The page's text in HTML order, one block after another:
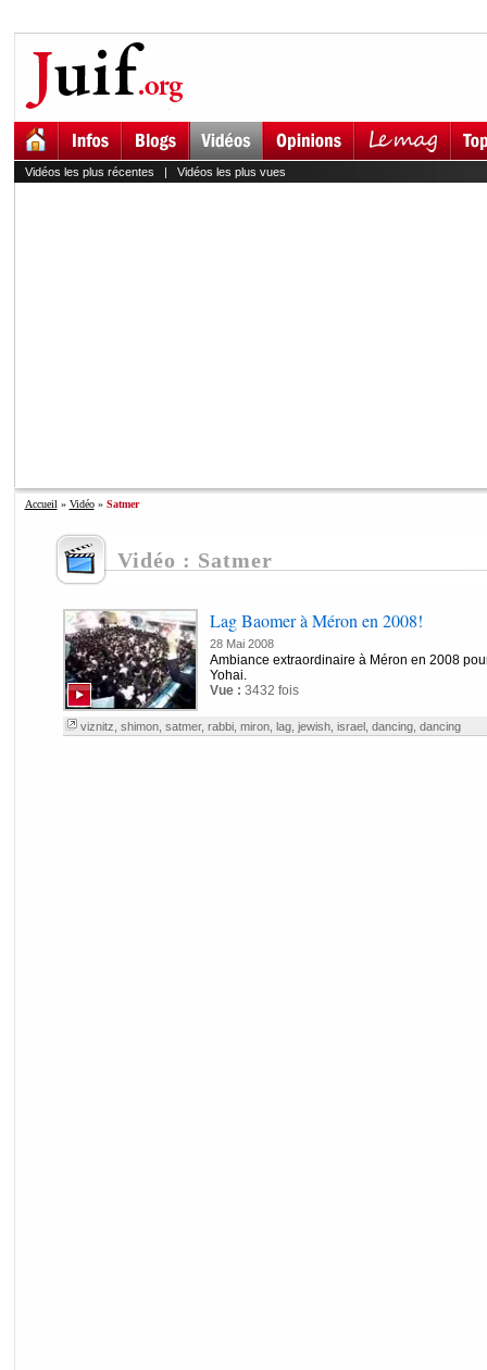
Vidéos les plus récentes | Vidéos les plus vues
Accueil » Vidéo» Satmer
Vidéo : Satmer
Lag Baomer à Méron en 2008!
28 Mai 2008
Ambiance extraordinaire à Méron en 2008
Yohai.
Vue : 3432 fois
viznitz shimon, satmer, rabbi, miron, lag, jewish, israel, dancing, dancing